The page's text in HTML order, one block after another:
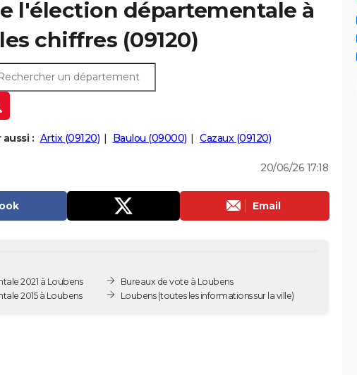
l'élection départementale à
chiffres (09120)
aussi : Artix (09120) Baulou (09000) Cazaux (09120)
20/06/26 17:18
Email
2021 à Loubens
2015 à Loubens
Bureaux de vote à Loubens
Loubens(toutes les informations sur la ville)